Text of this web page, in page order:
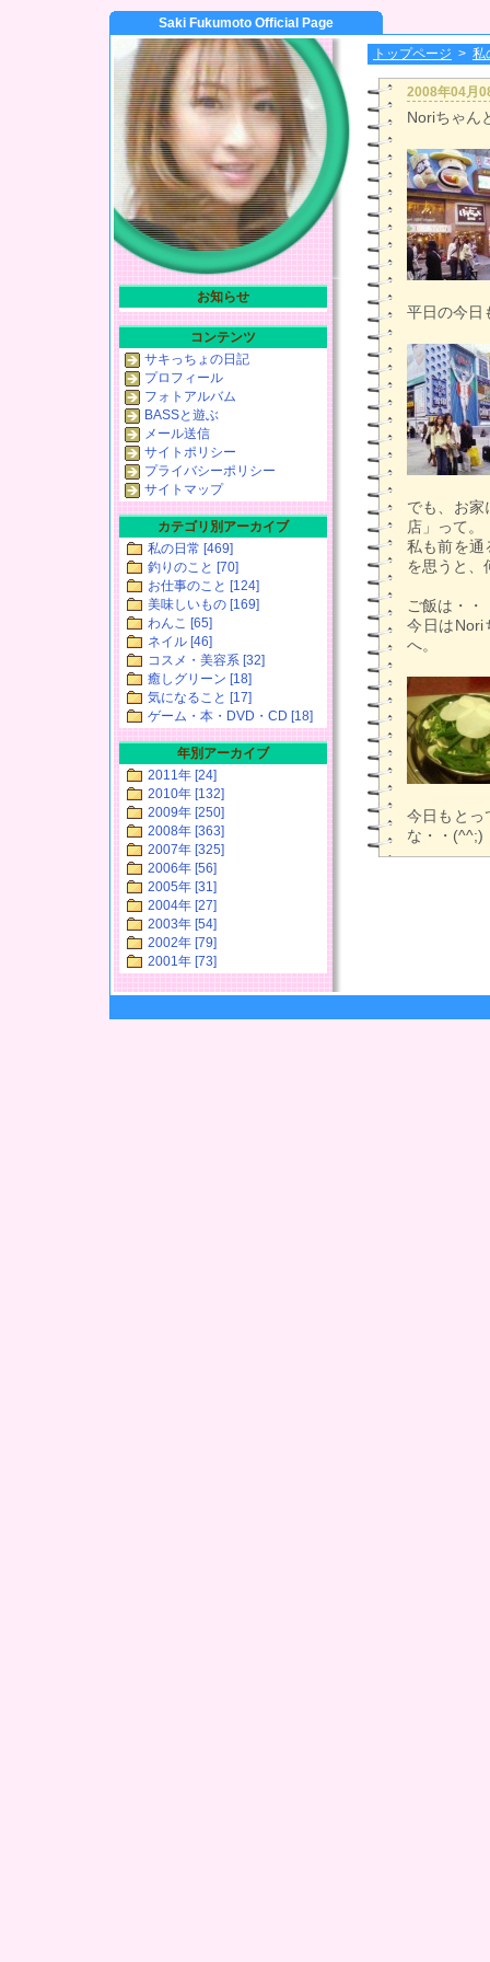
Saki Fukumoto Official Page
トップページ > 私
2008年04月
Noriちゃん
平日の今日
でも、お家
店」って。
私も前を通
を思うと、
ご飯は・・
今日はNori
へ。
今日もとっ
な・・(^^;)
お知らせ
コンテンツ
サキっちょの日記
プロフィール
フォトアルバム
BASSと遊ぶ
メール送信
サイトポリシー
プライバシーポリシー
サイトマップ
カテゴリ別アーカイブ
私の日常 [469]
釣りのこと [70]
お仕事のこと [124]
美味しいもの [169]
わんこ [65]
ネイル [46]
コスメ・美容系 [32]
癒しグリーン [18]
気になること [17]
ゲーム・本・DVD・CD [18]
年別アーカイブ
2011年 [24]
2010年 [132]
2009年 [250]
2008年 [363]
2007年 [325]
2006年 [56]
2005年 [31]
2004年 [27]
2003年 [54]
2002年 [79]
2001年 [73]